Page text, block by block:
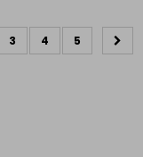
3 4 5